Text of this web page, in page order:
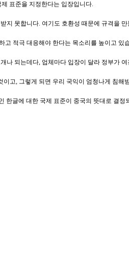
표준을 지정한다는 입장입니다.
지 못합니다. 여기도 호환성 때문에 규격을
고 적극 대응해야 한다는 목소리를 높이고 있
되는데다, 업체마다 입장이 달라 정부가
고, 그렇게 되면 우리 국익이 엄청나게 침해
한글에 대한 국제 표준이 중국의 뜻대로 결정